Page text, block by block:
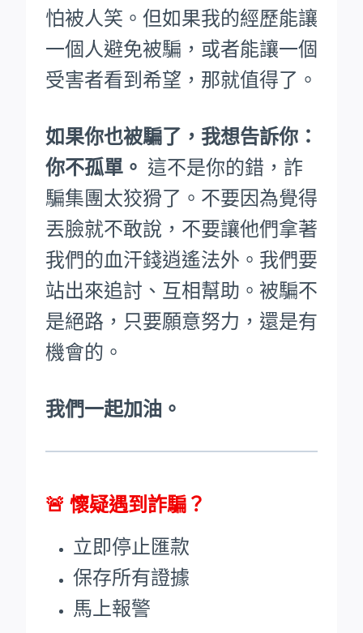
怕被人笑。 但如果我的經歷能讓
一個人避免被騙，或者能讓一個
受害者看到希望，那就值得了。
如果你也被騙了，我想告訴你：
你不孤單。 這不是你的錯，詐
騙集團太狡猾了。不要因為覺得
丟臉就不敢說，不要讓他們拿著
我們的血汗錢逍遙法外。 我們要
站出來追討、互相幫助。被騙不
是絕路，只要願意努力，還是有
機會的。
我們一起加油。
🚨 懷疑遇到詐騙？
立即停止匯款
保存所有證據
馬上報警